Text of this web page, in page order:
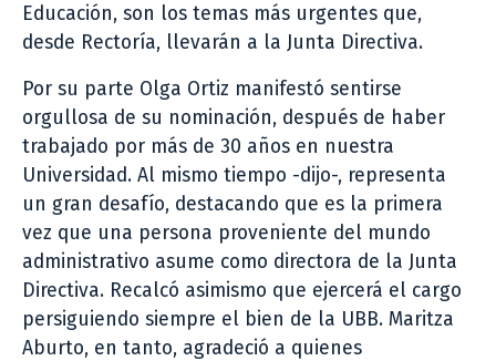
Educación, son los temas más urgentes que,
desde Rectoría, llevarán a la Junta Directiva.
Por su parte Olga Ortiz manifestó sentirse
orgullosa de su nominación, después de haber
trabajado por más de 30 años en nuestra
Universidad. Al mismo tiempo -dijo-, representa
un gran desafío, destacando que es la primera
vez que una persona proveniente del mundo
administrativo asume como directora de la Junta
Directiva. Recalcó asimismo que ejercerá el cargo
persiguiendo siempre el bien de la UBB. Maritza
Aburto, en tanto, agradeció a quienes